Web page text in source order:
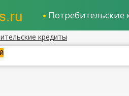
Потребительские
кредиты